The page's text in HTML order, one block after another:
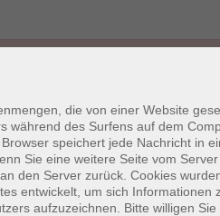
AGB
die von einer Website
während des Surfens auf dem
speichert jede Nachricht in
Sie eine weitere Seite vom
den Server zurück. Cookies
entwickelt, um sich Informationen
aufzuzeichnen. Bitte willigen